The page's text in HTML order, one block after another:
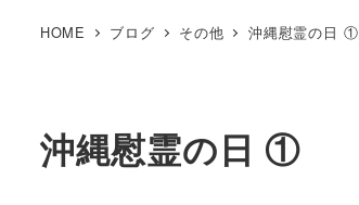
HOME ブログ その他 沖縄慰霊の日 ①
沖縄慰霊の日 ①